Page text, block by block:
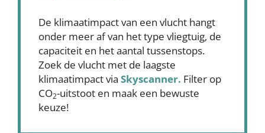
De klimaatimpact van een vlucht hangt
onder meer af van het type vliegtuig, de
capaciteit en het aantal tussenstops.
Zoek de vlucht met de laagste
klimaatimpact via Skyscanner. Filter op
CO2-uitstoot en maak een bewuste
keuze!